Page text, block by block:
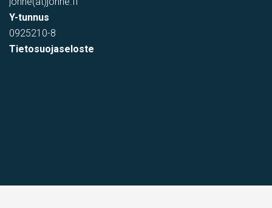
Y-tunnus
0925210-8
Tietosuojaseloste